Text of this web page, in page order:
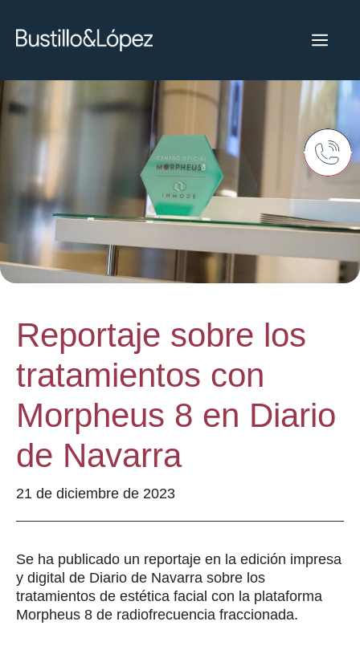
Reportaje sobre los
tratamientos con
Morpheus 8 en Diario
de Navarra
21 de diciembre de 2023
Se ha publicado un reportaje en la edición impresa
y digital de Diario de Navarra sobre los
tratamientos de estética facial con la plataforma
Morpheus 8 de radiofrecuencia fraccionada.